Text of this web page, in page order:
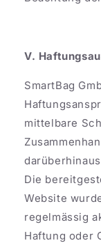
V.
SmartBag
mittelbare
Die
Website
regelmässig
Haftung oder